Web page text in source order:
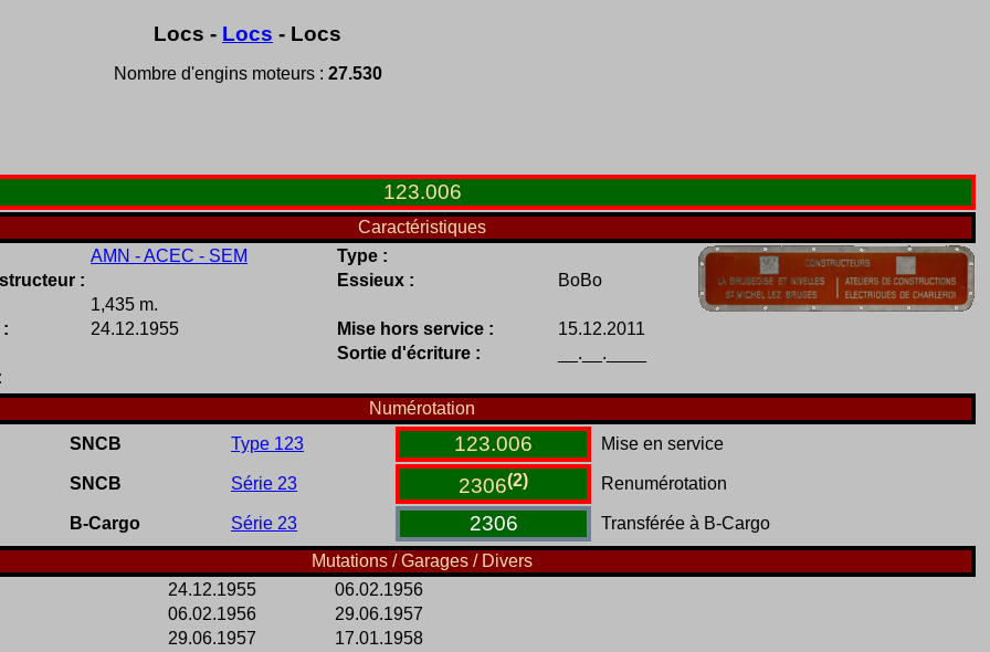
Locs - Locs - Locs
Nombre d'engins moteurs : 27.530
123.006
Caractéristiques
AMN - ACEC - SEM
Type :
:
Essieux :
BoBo
1,435 m.
24.12.1955 Mise hors service :
15.12.2011
Sortie d'écriture :
__.__.____
Numérotation
SNCB Type 123 123.006 Mise en service
SNCB Série 23 2306(2) Renumérotation
B-Cargo Série 23 2306
Transférée à B-Cargo
Mutations / Garages / Divers
24.12.1955
06.02.1956
06.02.1956
29.06.1957
29.06.1957
17.01.1958